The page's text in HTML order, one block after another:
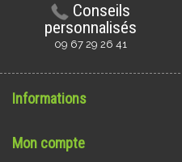
Conseils
personnalisés
09 67 29 26 41
Informations
Mon compte